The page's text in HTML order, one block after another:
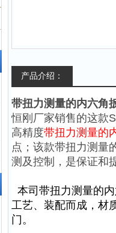
产品介绍：
带扭力测量的内六角
恒刚厂家销售的这款
高精度带扭力测量的
点；该款带扭力测量
测及控制，是保证和
本司 带扭力测量的
工艺、装配而成，材
门。